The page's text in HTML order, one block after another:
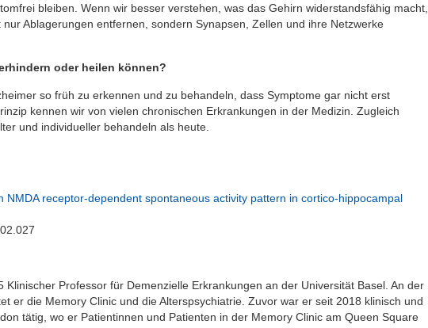
bleiben. Wenn wir besser verstehen, was das Gehirn widerstandsfähig macht,
Ablagerungen entfernen, sondern Synapsen, Zellen und ihre Netzwerke
oder heilen können?
so früh zu erkennen und zu behandeln, dass Symptome gar nicht erst
kennen wir von vielen chronischen Erkrankungen in der Medizin. Zugleich
und individueller behandeln als heute.
NMDA receptor-dependent spontaneous activity pattern in cortico-hippocampal
Klinischer Professor für Demenzielle Erkrankungen an der Universität Basel. An der
er die Memory Clinic und die Alterspsychiatrie. Zuvor war er seit 2018 klinisch und
tätig, wo er Patientinnen und Patienten in der Memory Clinic am Queen Square